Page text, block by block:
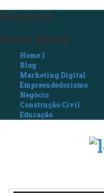
Blogeral
Main Menu
Home 1
Blog
Marketing Digital
Empreendedorismo
Negócio
Construção Civil
Educação